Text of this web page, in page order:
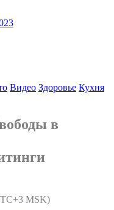
Видео Здоровье Кухня
в
MSK)